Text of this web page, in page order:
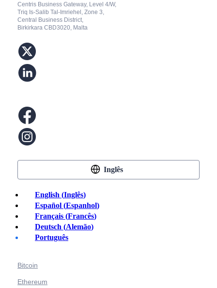
Centris Business Gateway, Level 4/W,
Triq Is-Salib Tal-Imriehel, Zone 3,
Central Business District,
Birkirkara CBD3020, Malta
Inglês
English (Inglês)
Español (Espanhol)
Français (Francês)
Deutsch (Alemão)
Português
Comprar criptografia
Bitcoin
Ethereum